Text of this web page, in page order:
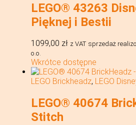
LEGO® 43263
Pięknej i Bestii
1099,00 zł z VAT sprzedaż
o.o.
Wkrótce dostępne
LEGO Brickheadz, LEGO
LEGO® 40674
Stitch